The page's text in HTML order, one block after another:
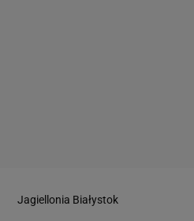
Jagiellonia Białystok